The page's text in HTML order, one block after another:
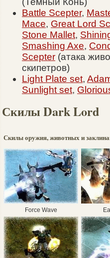
Battle Scepter,
Mace, Great Lord
Stone Mallet,
Smashing Axe,
Scepter (атака
скипетров)
Light Plate set,
Sunlight set,
Скилы Dark Lord
Скилы оружия, животных и
Force Wave